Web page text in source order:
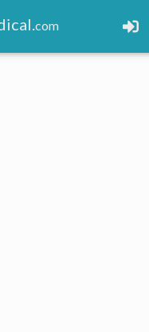
com